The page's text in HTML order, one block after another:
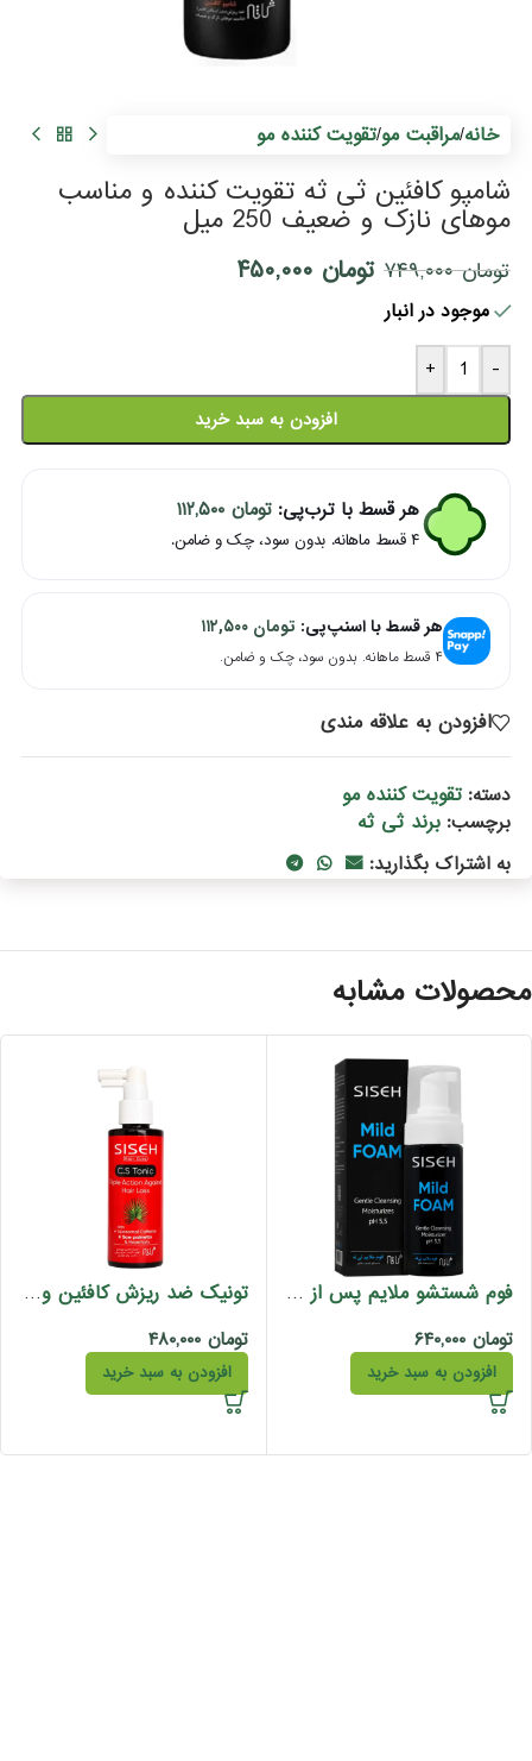
خانه/مراقبت مو/تقویت کننده مو
شامپو کافئین ثی ثه تقویت کننده و مناسب
موهای نازک و ضعیف 250 میل
تومان۷۴۹,۰۰۰ تومان
موجود در انبار
-
+
افزودن به سبد خرید
هر قسط با ترب‌پی: تومان
۴ قسط ماهانه. بدون سود، چک و ضامن.
هر قسط با اسنپ‌پی: تومان
۴ قسط ماهانه. بدون سود، چک و ضامن.
افزودن به علاقه مندی
دسته: تقویت کننده مو
برچسب: برند ثی ثه
به اشتراک بگذارید:
محصولات مشابه
فوم شستشو ملایم پس از کاشت مو ثی ثه 150 میل
تومان
افزودن به سبد خرید
تونیک ضد ریزش کافئین و عصاره نخل اره ای ثی ثه 150 میل
تومان
افزودن به سبد خرید